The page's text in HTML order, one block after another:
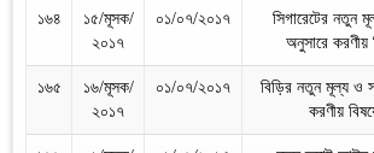
১৬৪
১৫/মূসক/
২০১৭
০১/০৭/২০১৭
সিগারেটের নতুন
অনুসারে করণীয়
১৬৫
১৬/মূসক/
২০১৭
০১/০৭/২০১৭
বিড়ির নতুন মূল্য ও
করণীয়